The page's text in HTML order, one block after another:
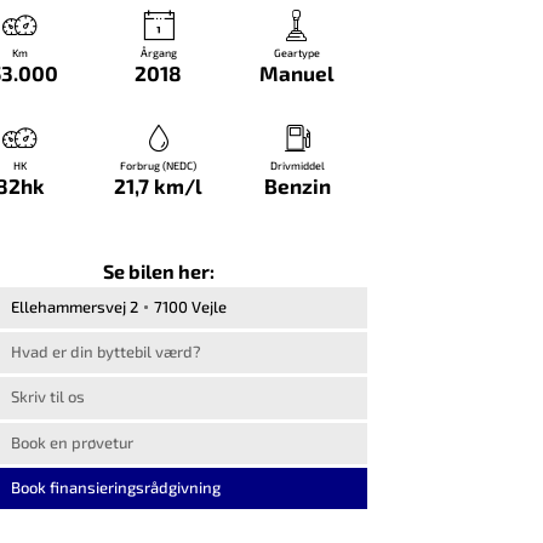
Km Årgang
2018
Geartype
Manuel
HK Forbrug (NEDC)
21,7 km/l
Drivmiddel
Benzin
Se bilen her:
Ellehammersvej 2 7100 Vejle
Hvad er din byttebil værd?
Skriv til os
Book en prøvetur
Book finansieringsrådgivning